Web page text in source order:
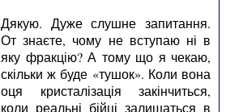
Дякую. Дуже слушне запитання.
От знаєте, чому не вступаю ні в
яку фракцію? А тому що я чекаю,
скільки ж буде «тушок». Коли вона
оця кристалізація закінчиться,
коли реальні бійці залишаться в